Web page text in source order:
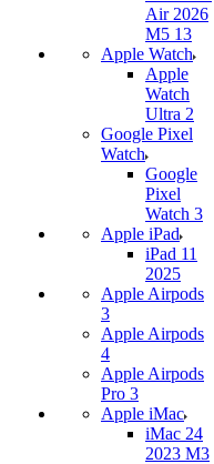
Air 2026
M5 13
Apple Watch
Apple
Watch
Ultra 2
Google Pixel
Watch
Google
Pixel
Watch 3
Apple iPad
iPad 11
2025
Apple Airpods
3
Apple Airpods
4
Apple Airpods
Pro 3
Apple iMac
iMac 24
2023 M3